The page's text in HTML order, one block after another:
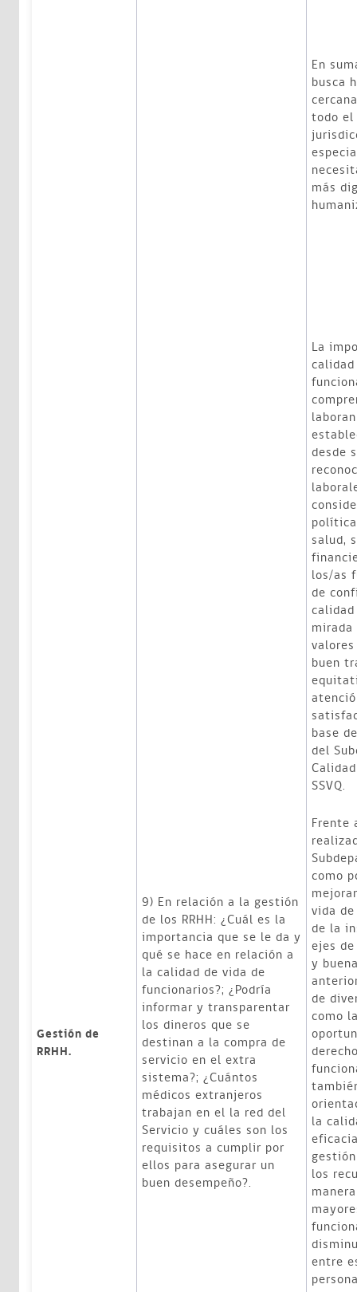
En
busca
todo
más
Gestión de
RRHH.
9) En relación a la gestión
de los RRHH: ¿Cuál es la
importancia que se le da y
qué se hace en relación a
la calidad de vida de
funcionarios?; ¿Podría
informar y transparentar
los dineros que se
destinan a la compra de
servicio en el extra
sistema?; ¿Cuántos
médicos extranjeros
trabajan en el la red del
Servicio y cuáles son los
requisitos a cumplir por
ellos para asegurar un
buen desempeño?.
La
desde
salud,
los/as
de
buen
base
del
SSVQ.
Frente
como
vida
de la
ejes
y
de
como
la
los
entre